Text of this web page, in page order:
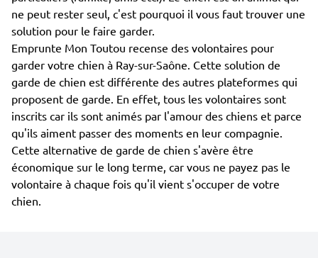
ne peut rester seul, c'est pourquoi il vous faut trouver une
solution pour le faire garder.
Emprunte Mon Toutou recense des volontaires pour
garder votre chien à Ray-sur-Saône. Cette solution de
garde de chien est différente des autres plateformes qui
proposent de garde. En effet, tous les volontaires sont
inscrits car ils sont animés par l'amour des chiens et parce
qu'ils aiment passer des moments en leur compagnie.
Cette alternative de garde de chien s'avère être
économique sur le long terme, car vous ne payez pas le
volontaire à chaque fois qu'il vient s'occuper de votre
chien.